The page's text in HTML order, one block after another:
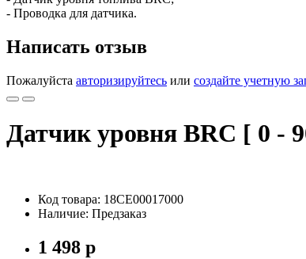
- Проводка для датчика.
Написать отзыв
Пожалуйста авторизируйтесь или создайте учетную
Датчик уровня BRC [ 0 -
Код товара: 18CE00017000
Наличие: Предзаказ
1 498 р